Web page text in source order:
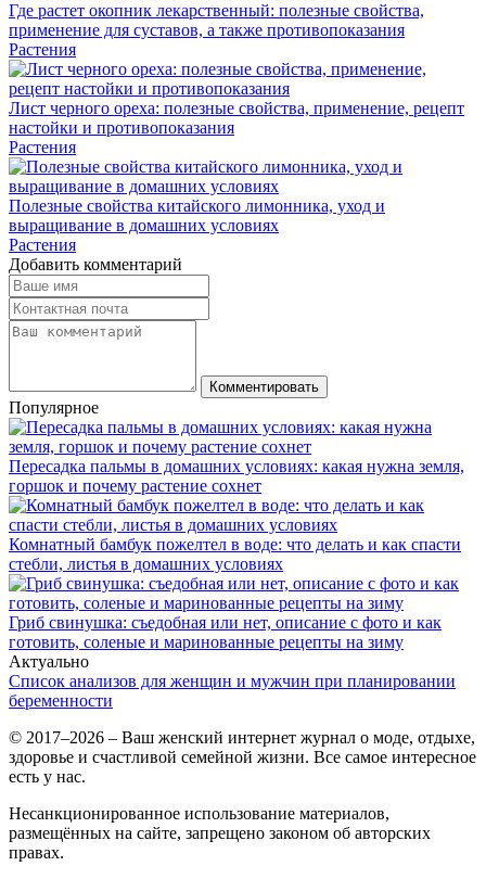
Где растет окопник лекарственный: полезные свойства,
применение для суставов, а также противопоказания
Растения
Лист черного ореха: полезные свойства, применение, рецепт
настойки и противопоказания
Растения
Полезные свойства китайского лимонника, уход и
выращивание в домашних условиях
Растения
Добавить комментарий
Комментировать
Популярное
Пересадка пальмы в домашних условиях: какая нужна земля,
горшок и почему растение сохнет
Комнатный бамбук пожелтел в воде: что делать и как спасти
стебли, листья в домашних условиях
Гриб свинушка: съедобная или нет, описание с фото и как
готовить, соленые и маринованные рецепты на зиму
Актуально
Список анализов для женщин и мужчин при планировании
беременности
© 2017–2026 – Ваш женский интернет журнал о моде, отдыхе,
здоровье и счастливой семейной жизни. Все самое интересное
есть у нас.
Несанкционированное использование материалов,
размещённых на сайте, запрещено законом об авторских
правах.